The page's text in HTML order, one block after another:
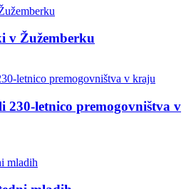
v Žužemberku
230-letnico premogovništva v